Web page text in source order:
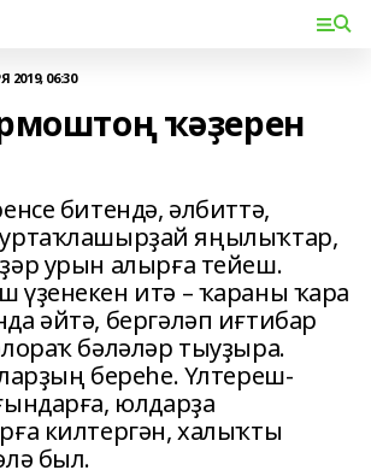
2019, 06:30
ҡәҙерен
битендә, әлбиттә,
яңылыҡтар,
урын алырға тейеш.
итә – ҡараны ҡара
әйтә, бергәләп иғтибар
бәләләр тыуҙыра.
береһе. Үлтереш-
юлдарҙа
килтергән, халыҡты
был.